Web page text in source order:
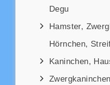
Degu
Hamster,
Hörnchen,
Kaninchen,